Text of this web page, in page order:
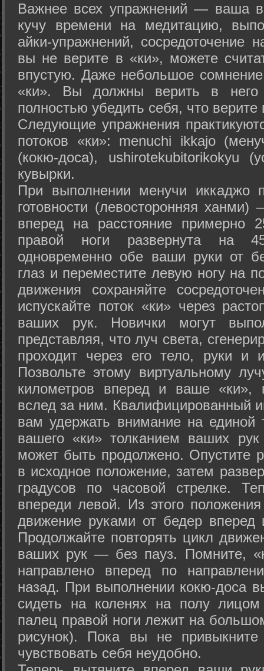
Важнее всех упражнений — ваша
кучу времени на медитацию,
айки-упражнений, сосредоточение
вы не верите в «ки», можете
впустую. Даже небольшое сомнение
«ки». Вы должны верить в
полностью убедить себя, что верите
Следующие упражнения
потоков «ки»: menuchi ikkajo
(кокю-доса), ushiro­tekubitori­kokyu
кувырки.
При выполнении менучи иккаджо
готовности (левосторонняя
вперед на расстояние примерно
правой ноги развернута на
одновременно обе ваши руки от
глаз и переместите левую ногу на
движения сохраняйте
испускайте поток «ки» через
ваших рук. Новички могут
представляя, что луч света,
проходит через его тело, руки и
Позвольте этому виртуальному
километров вперед и ваше «ки»,
вслед за ним. Квалифицированный
вам удержать внимание на единой
вашего «ки» толканием ваших
может быть продолжено. Опустите
в исходное положение, затем
градусов по часовой стрелке.
впереди левой. Из этого
движение руками от бедер вперед
Продолжайте повторять цикл
ваших рук — без пауз. Помните,
направлено вперед по
назад. При выполнении кокю-доса
сидеть на коленях на полу
палец правой ноги лежит на
рисунок). Пока вы не
чувствовать себя неудобно.